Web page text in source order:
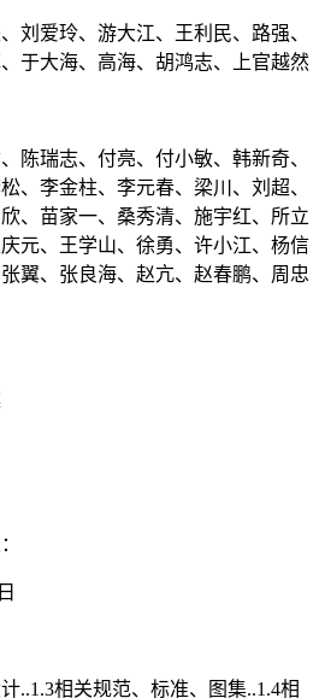
刘爱玲、游大江、王利民、路强、
于大海、高海、胡鸿志、上官越然
陈瑞志、付亮、付小敏、韩新奇、
、李金柱、李元春、梁川、刘超、
、苗家一、桑秀清、施宇红、所立
元、王学山、徐勇、许小江、杨信
翼、张良海、赵亢、赵春鹏、周忠
..1.3相关规范、标准、图集..1.4相